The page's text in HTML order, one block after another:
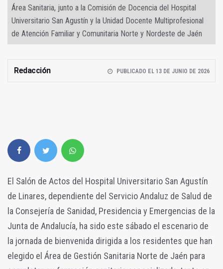
Área Sanitaria, junto a la Comisión de Docencia del Hospital
Universitario San Agustín y la Unidad Docente Multiprofesional
de Atención Familiar y Comunitaria Norte y Nordeste de Jaén
Redacción PUBLICADO EL 13 DE JUNIO DE 2026
El Salón de Actos del Hospital Universitario San Agustín
de Linares, dependiente del Servicio Andaluz de Salud de
la Consejería de Sanidad, Presidencia y Emergencias de la
Junta de Andalucía, ha sido este sábado el escenario de
la jornada de bienvenida dirigida a los residentes que han
elegido el Área de Gestión Sanitaria Norte de Jaén para